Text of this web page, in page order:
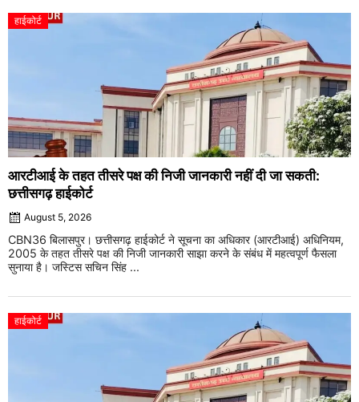
हाईकोर्ट
आरटीआई के तहत तीसरे पक्ष की निजी जानकारी नहीं दी जा सकती:
छत्तीसगढ़ हाईकोर्ट
August 5, 2026
CBN36 बिलासपुर। छत्तीसगढ़ हाईकोर्ट ने सूचना का अधिकार (आरटीआई) अधिनियम,
2005 के तहत तीसरे पक्ष की निजी जानकारी साझा करने के संबंध में महत्वपूर्ण फैसला
सुनाया है। जस्टिस सचिन सिंह ...
हाईकोर्ट